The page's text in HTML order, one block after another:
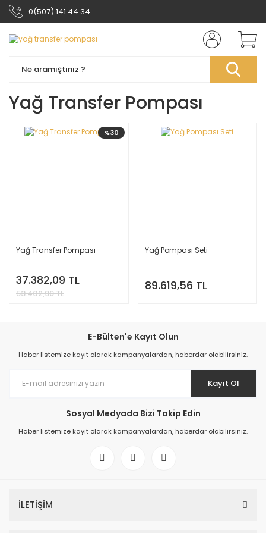
0(507) 141 44 34
Yağ Transfer Pompası
%30
Yağ Transfer Pompası
37.382,09 TL
53.402,99 TL
Yağ Pompası Seti
89.619,56 TL
E-Bülten'e Kayıt Olun
Haber listemize kayıt olarak kampanyalardan, haberdar olabilirsiniz.
Kayıt Ol
Sosyal Medyada Bizi Takip Edin
Haber listemize kayıt olarak kampanyalardan, haberdar olabilirsiniz.
İLETİŞİM